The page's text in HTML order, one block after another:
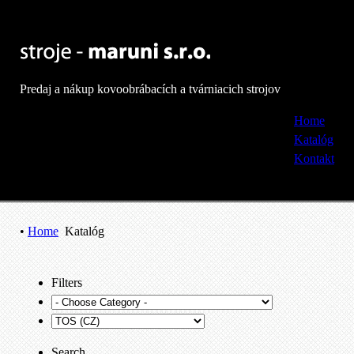
Predaj a nákup kovoobrábacích a tvárniacich strojov
Home
Katalóg
Kontakt
• Home Katalóg
Filters